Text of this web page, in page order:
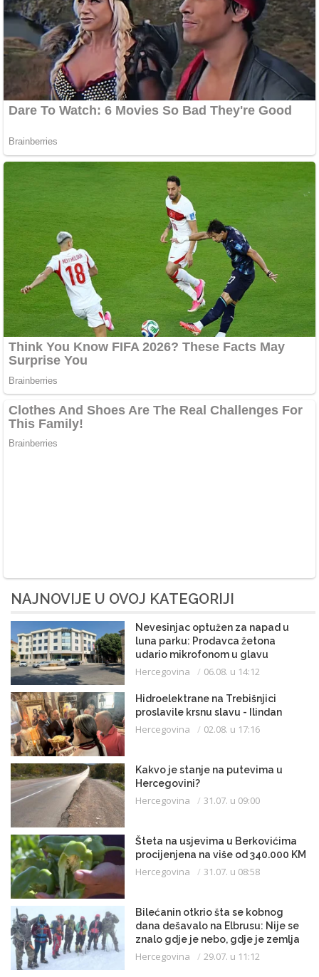
NAJNOVIJE U OVOJ KATEGORIJI
Nevesinjac optužen za napad u
luna parku: Prodavca žetona
udario mikrofonom u glavu
Hercegovina 06.08. u 14:12
Hidroelektrane na Trebišnjici
proslavile krsnu slavu - Ilindan
Hercegovina 02.08. u 17:16
Kakvo je stanje na putevima u
Hercegovini?
Hercegovina 31.07. u 09:00
Šteta na usjevima u Berkovićima
procijenjena na više od 340.000 KM
Hercegovina 31.07. u 08:58
Bilećanin otkrio šta se kobnog
dana dešavalo na Elbrusu: Nije se
znalo gdje je nebo, gdje je zemlja
Hercegovina 29.07. u 11:12